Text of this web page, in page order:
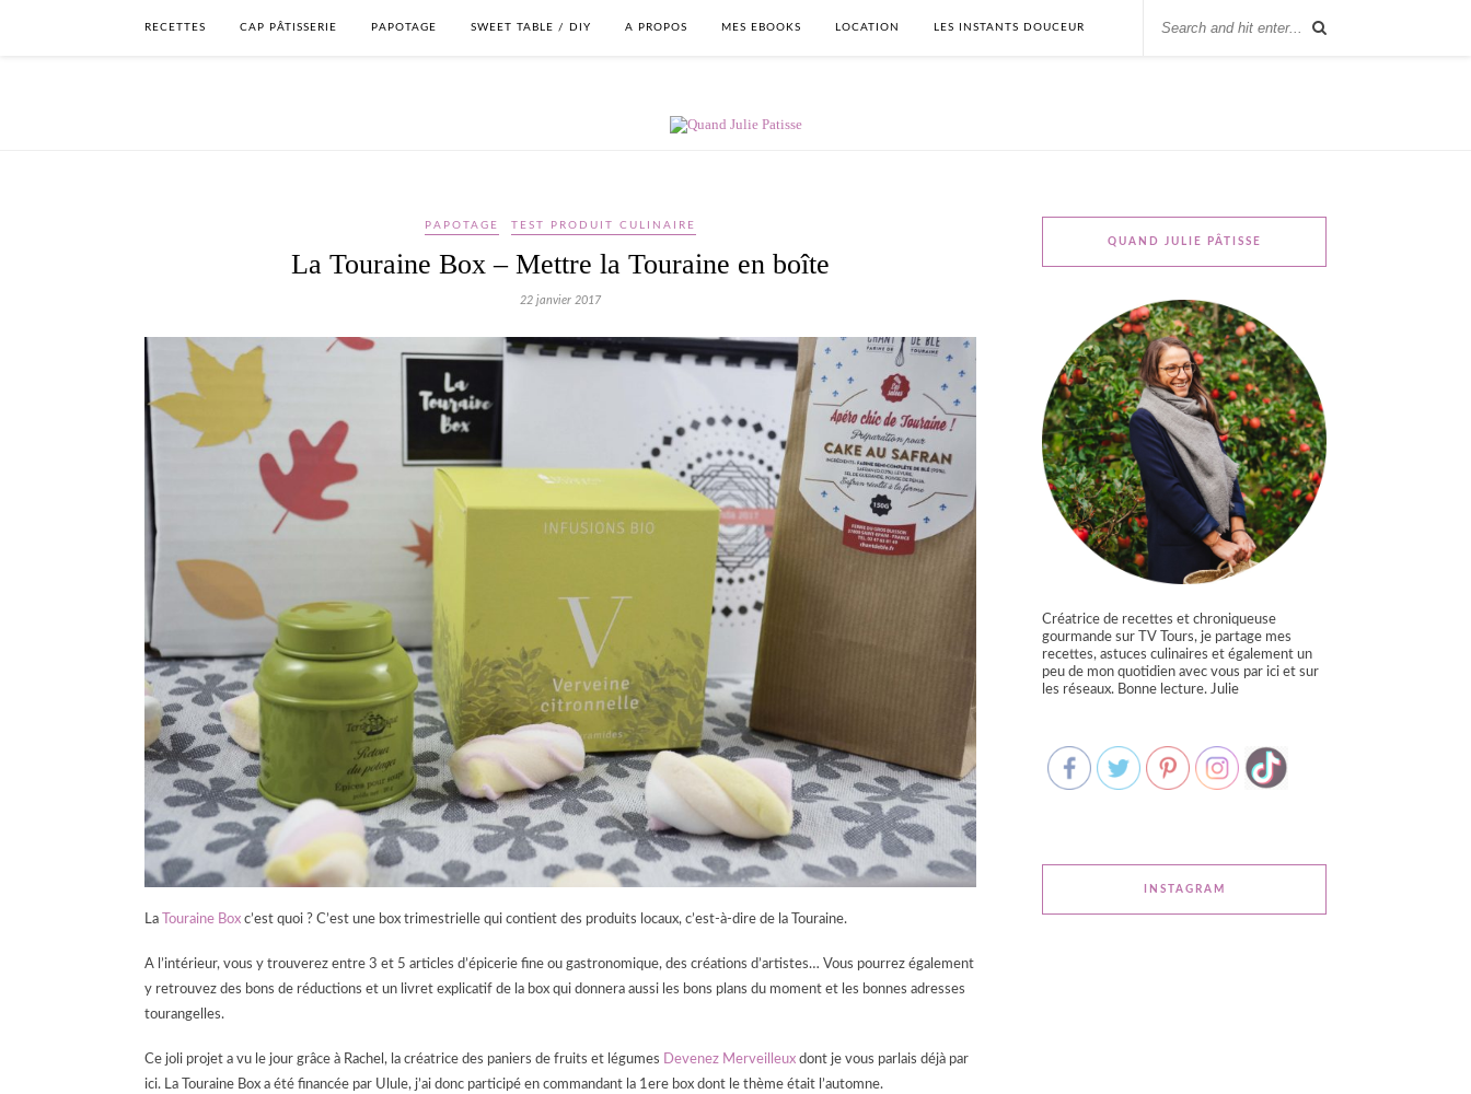
RECETTES CAP PÂTISSERIE PAPOTAGE SWEET TABLE / DIY A PROPOS MES EBOOKS LOCATION LES INSTANTS DOUCEUR
PAPOTAGE TEST PRODUIT CULINAIRE
La Touraine Box – Mettre la Touraine en boîte
22 janvier 2017
La Touraine Box c’est quoi ? C’est une box trimestrielle qui contient des produits locaux, c’est-à-dire de la Touraine.
A l’intérieur, vous y trouverez entre 3 et 5 articles d’épicerie fine ou gastronomique, des créations d’artistes… Vous pourrez également
y retrouvez des bons de réductions et un livret explicatif de la box qui donnera aussi les bons plans du moment et les bonnes adresses
tourangelles.
Ce joli projet a vu le jour grâce à Rachel, la créatrice des paniers de fruits et légumes Devenez Merveilleux dont je vous parlais déjà par
ici. La Touraine Box a été financée par Ulule, j’ai donc participé en commandant la 1ere box dont le thème était l’automne.
QUAND JULIE PÂTISSE
Créatrice de recettes et chroniqueuse
gourmande sur TV Tours, je partage mes
recettes, astuces culinaires et également un
peu de mon quotidien avec vous par ici et sur
les réseaux. Bonne lecture. Julie
INSTAGRAM